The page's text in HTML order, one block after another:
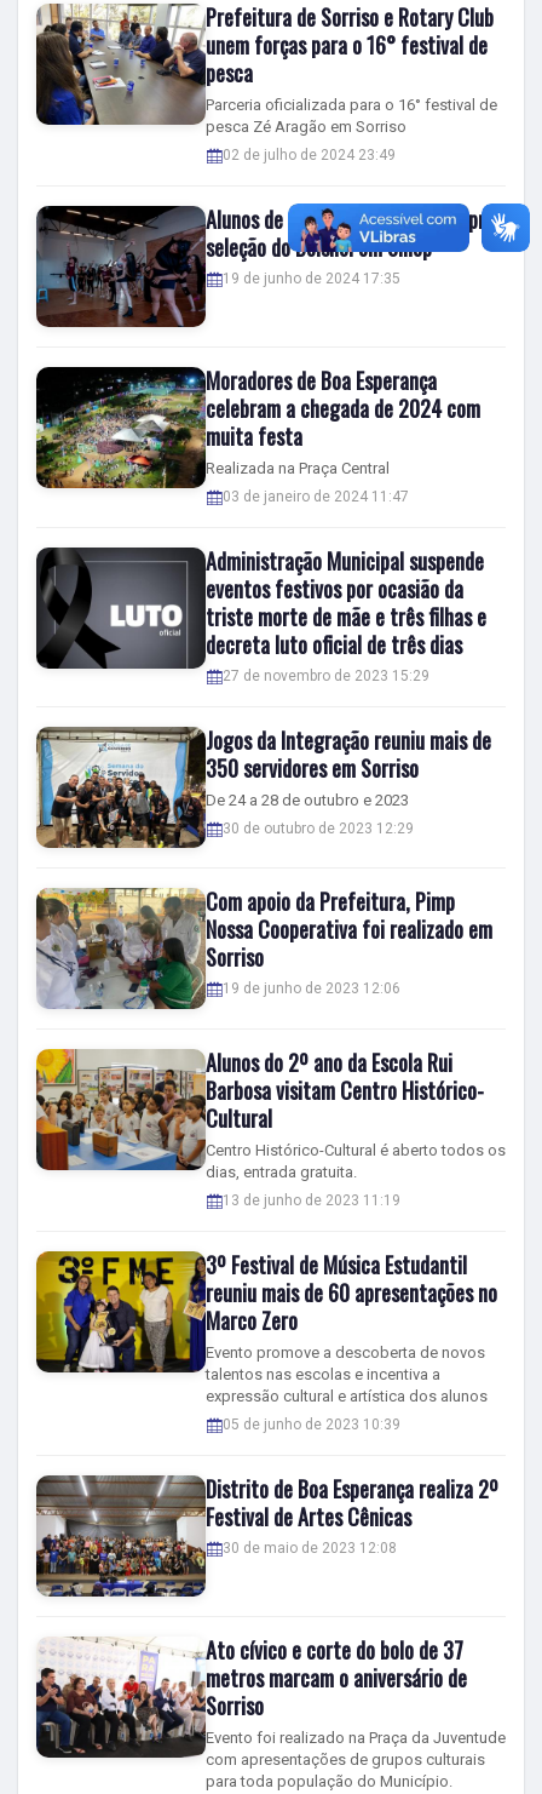
Prefeitura de Sorriso e Rotary Club
unem forças para o 16° festival de
pesca
Parceria oficializada para o 16° festival de
pesca Zé Aragão em Sorriso
02 de julho de 2024 23:49
Alunos de Sorriso participam de pré-
seleção do Bolshoi em Sinop
19 de junho de 2024 17:35
Moradores de Boa Esperança
celebram a chegada de 2024 com
muita festa
Realizada na Praça Central
03 de janeiro de 2024 11:47
Administração Municipal suspende
eventos festivos por ocasião da
triste morte de mãe e três filhas e
decreta luto oficial de três dias
27 de novembro de 2023 15:29
Jogos da Integração reuniu mais de
350 servidores em Sorriso
De 24 a 28 de outubro e 2023
30 de outubro de 2023 12:29
Com apoio da Prefeitura, Pimp
Nossa Cooperativa foi realizado em
Sorriso
19 de junho de 2023 12:06
Alunos do 2º ano da Escola Rui
Barbosa visitam Centro Histórico-
Cultural
Centro Histórico-Cultural é aberto todos os
dias, entrada gratuita.
13 de junho de 2023 11:19
3º Festival de Música Estudantil
reuniu mais de 60 apresentações no
Marco Zero
Evento promove a descoberta de novos
talentos nas escolas e incentiva a
expressão cultural e artística dos alunos
05 de junho de 2023 10:39
Distrito de Boa Esperança realiza 2º
Festival de Artes Cênicas
30 de maio de 2023 12:08
Ato cívico e corte do bolo de 37
metros marcam o aniversário de
Sorriso
Evento foi realizado na Praça da Juventude
com apresentações de grupos culturais
para toda população do Município.